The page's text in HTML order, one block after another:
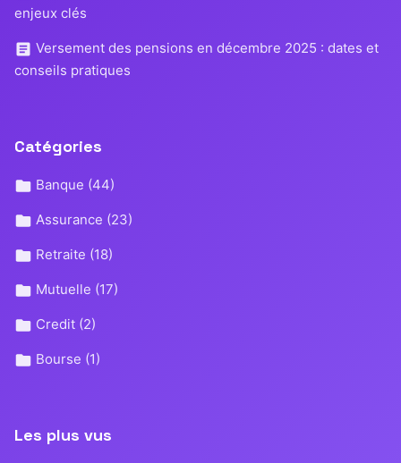
enjeux clés
Versement des pensions en décembre 2025 : dates et
conseils pratiques
Catégories
Banque (44)
Assurance (23)
Retraite (18)
Mutuelle (17)
Credit (2)
Bourse (1)
Les plus vus